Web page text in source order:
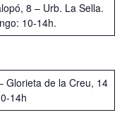
8 – Urb. La Sella.
10-14h.
Glorieta de la Creu, 14
14h